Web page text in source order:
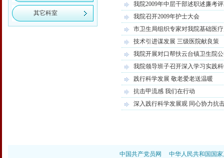
其它科室
我院2009年中层干部述职述廉考
我院召开2009年护士大会
市卫生局组织专家对我院基础医
技术引进谋发展 三级医院献良策
我院开展对口帮扶云台镇卫生院
我院领导班子召开深入学习实践
践行科学发展 敬老爱老送温暖
抗击甲流感 我们在行动
深入践行科学发展观 同心协力抗
中国共产党员网 中华人民共和国国